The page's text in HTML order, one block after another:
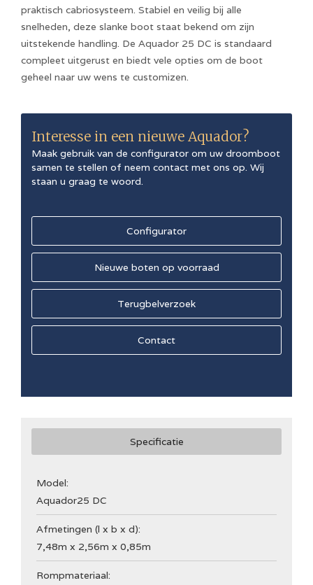
praktisch cabriosysteem. Stabiel en veilig bij alle
snelheden, deze slanke boot staat bekend om zijn
uitstekende handling. De Aquador 25 DC is standaard
compleet uitgerust en biedt vele opties om de boot
geheel naar uw wens te customizen.
Interesse in een nieuwe Aquador?
Maak gebruik van de configurator om uw droomboot
samen te stellen of neem contact met ons op. Wij
staan u graag te woord.
Configurator
Nieuwe boten op voorraad
Terugbelverzoek
Contact
Specificatie
Model:
Aquador25 DC
Afmetingen (l x b x d):
7,48m x 2,56m x 0,85m
Rompmateriaal: